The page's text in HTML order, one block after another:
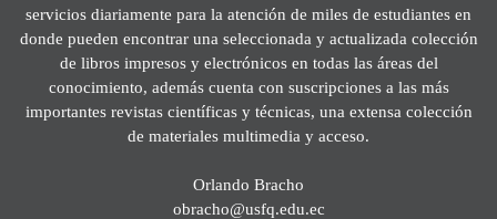
servicios diariamente para la atención de miles de estudiantes en
donde pueden encontrar una seleccionada y actualizada colección
de libros impresos y electrónicos en todas las áreas del
conocimiento, además cuenta con suscripciones a las más
importantes revistas científicas y técnicas, una extensa colección
de materiales multimedia y acceso.
Orlando Bracho
obracho@usfq.edu.ec